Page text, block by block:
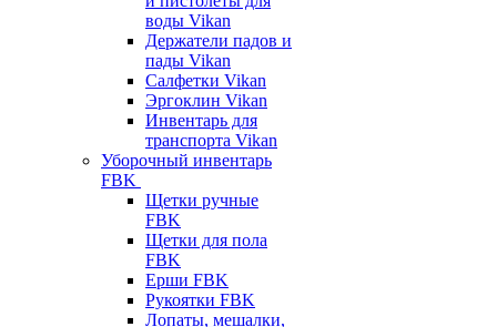
воды Vikan
Держатели падов и
пады Vikan
Салфетки Vikan
Эргоклин Vikan
Инвентарь для
транспорта Vikan
Уборочный инвентарь
FBK
Щетки ручные
FBK
Щетки для пола
FBK
Ерши FBK
Рукоятки FBK
Лопаты, мешалки,